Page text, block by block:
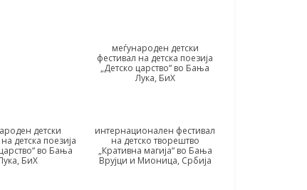
меѓународен детски
фестивал на детска поезија
„Детско царство“ во Бања
Лука, БиХ
детски
детска поезија
во Бања
БиХ
интернационален фестивал
на детско творештво
„Кративна магија“ во Бања
Врујци и Мионица, Србија